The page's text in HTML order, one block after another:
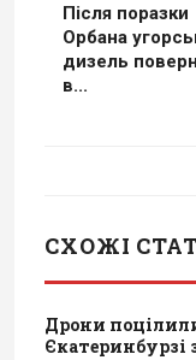
Після поразки
Орбана
дизель
в...
СХОЖІ
Дрони
Єкатеринбурзі